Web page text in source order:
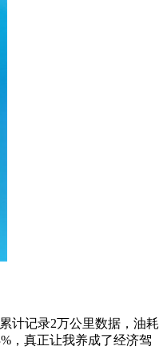
计记录2万公里数据，油耗
，真正让我养成了经济驾